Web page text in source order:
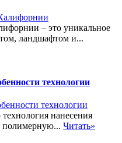
– это уникальное
ландшафтом и...
технологии
нанесения
полимерную... Читать»